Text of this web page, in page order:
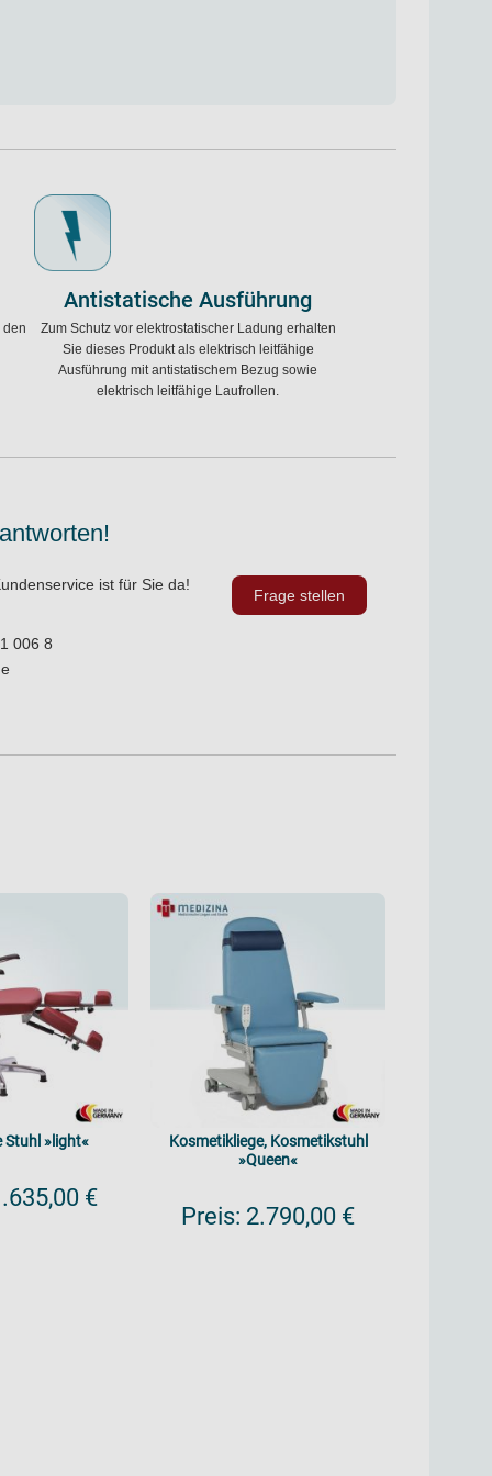
den
Antistatische Ausführung
Zum Schutz vor elektrostatischer Ladung erhalten
Sie dieses Produkt als elektrisch leitfähige
Ausführung mit antistatischem Bezug sowie
elektrisch leitfähige Laufrollen.
ist für Sie da!
006 8
Frage stellen
Stuhl »light«
€
Kosmetikliege, Kosmetikstuhl
»Queen«
Preis: 2.790,00 €